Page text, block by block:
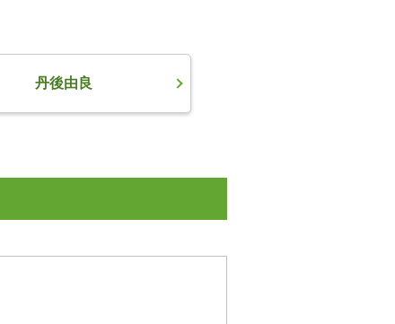
丹後由良